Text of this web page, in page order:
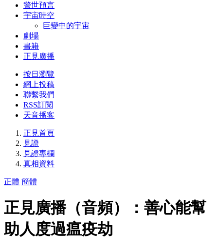
警世預言
宇宙時空
巨變中的宇宙
劇場
書籍
正見廣播
按日瀏覽
網上投稿
聯繫我們
RSS訂閱
天音播客
正見首頁
見證
見證專欄
真相資料
正體 簡體
正見廣播（音頻）：善心能幫
助人度過瘟疫劫